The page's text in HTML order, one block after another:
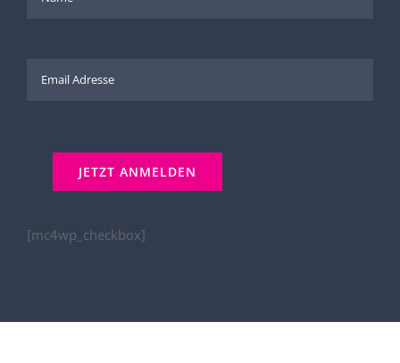
[mc4wp_checkbox]